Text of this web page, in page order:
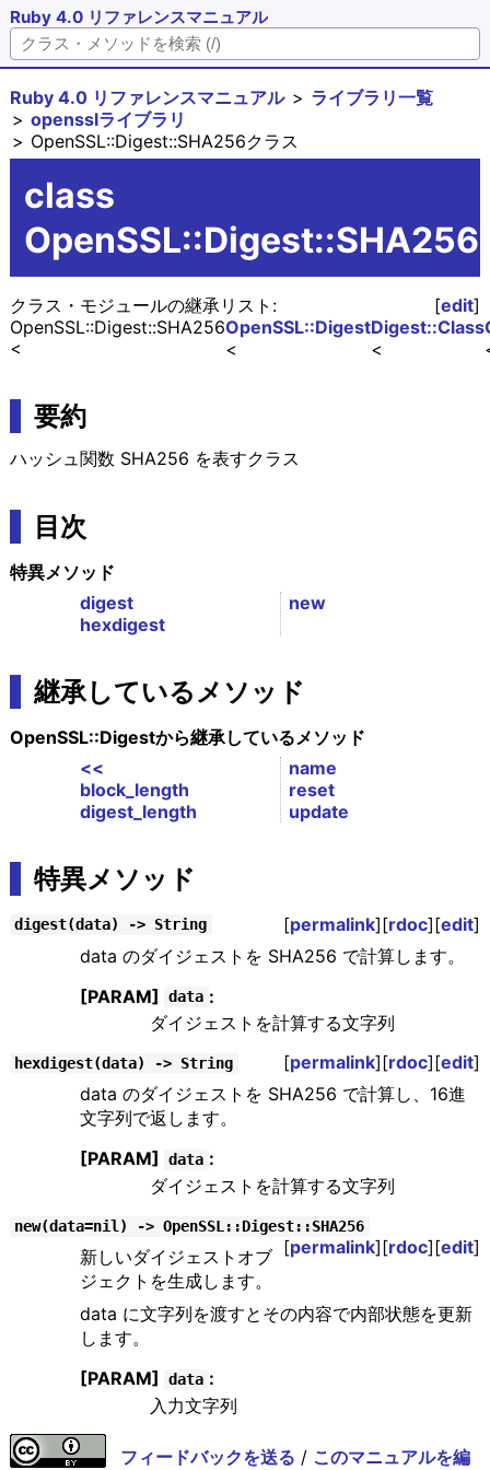
Ruby 4.0 リファレンスマニュアル
Ruby 4.0 リファレンスマニュアル
ライブラリ一覧
opensslライブラリ
OpenSSL::Digest::SHA256クラス
class
OpenSSL::Digest::SHA256
[edit]
クラス・モジュールの継承リスト:
Digest::Class
OpenSSL::Digest
OpenSSL::Digest::SHA256
要約
ハッシュ関数 SHA256 を表すクラス
目次
特異メソッド
digest
hexdigest
new
継承しているメソッド
OpenSSL::Digestから継承しているメソッド
<<
block_length
digest_length
name
reset
update
特異メソッド
digest(data) -> String [permalink][rdoc][edit]
data のダイジェストを SHA256 で計算します。
[PARAM]
data :
ダイジェストを計算する文字列
hexdigest(data) -> String [permalink][rdoc][edit]
data のダイジェストを SHA256 で計算し、16進
文字列で返します。
[PARAM]
data :
ダイジェストを計算する文字列
new(data=nil) -> OpenSSL::Digest::SHA256
[permalink][rdoc][edit]
新しいダイジェストオブ
ジェクトを生成します。
data に文字列を渡すとその内容で内部状態を更新
します。
[PARAM]
data :
入力文字列
フィードバックを送る / このマニュアルを編